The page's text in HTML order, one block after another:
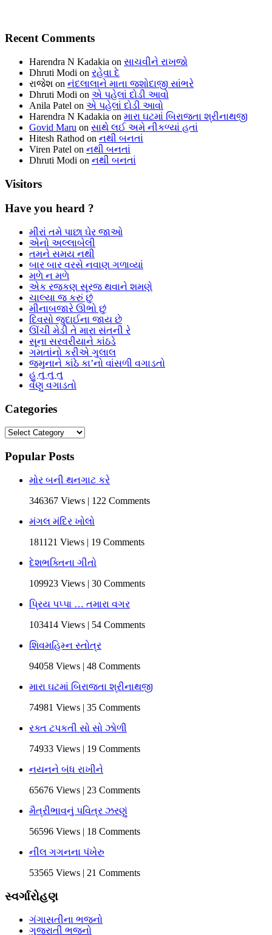
Recent Comments
Harendra N Kadakia on સાચવીને રાખજો
Dhruti Modi on રહેવા દે
રાજેશ on નંદલાલાને માતા જશોદાજી સાંભરે
Dhruti Modi on એ પહેલાં દોડી આવો
Anila Patel on એ પહેલાં દોડી આવો
Harendra N Kadakia on મારા ઘટમાં બિરાજતા શ્રીનાથજી
Govid Maru on સાથે લઈ અમે નીકળ્યાં હતાં
Hitesh Rathod on નથી બનતાં
Viren Patel on નથી બનતાં
Dhruti Modi on નથી બનતાં
Visitors
Have you heard ?
મીરાં તમે પાછા ઘેર જાઓ
એનો અલ્લાબેલી
તમને સમય નથી
બાર બાર વરસે નવાણ ગળાવ્યાં
મળે ન મળે
એક રજકણ સૂરજ થવાને શમણે
ચાલ્યા જ કરું છું
મીનાબજારે ઊભો છું
દિવસો જુદાઈના જાય છે
ઊંચી મેડી તે મારા સંતની રે
સૂના સરવરીયાને કાંઠડે
ગમતાંનો કરીએ ગુલાલ
જમુનાને કાંઠે કા’નો વાંસળી વગાડતો
હુ તુ તુ તુ
વેણુ વગાડતો
Categories
Categories
Popular Posts
મોર બની થનગાટ કરે
346367 Views | 122 Comments
મંગલ મંદિર ખોલો
181121 Views | 19 Comments
દેશભક્તિના ગીતો
109923 Views | 30 Comments
પ્રિય પપ્પા … તમારા વગર
103414 Views | 54 Comments
શિવમહિમ્ન સ્તોત્ર
94058 Views | 48 Comments
મારા ઘટમાં બિરાજતા શ્રીનાથજી
74981 Views | 35 Comments
રક્ત ટપકતી સો સો ઝોળી
74933 Views | 19 Comments
નયનને બંધ રાખીને
65676 Views | 23 Comments
મૈત્રીભાવનું પવિત્ર ઝરણું
56596 Views | 18 Comments
નીલ ગગનના પંખેરુ
53565 Views | 21 Comments
સ્વર્ગારોહણ
ગંગાસતીના ભજનો
ગુજરાતી ભજનો